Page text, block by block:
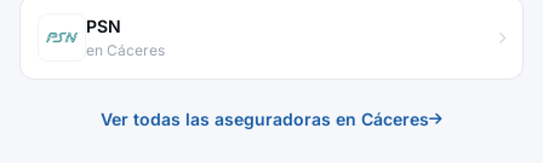
PSN
en Cáceres
Ver todas las aseguradoras en Cáceres